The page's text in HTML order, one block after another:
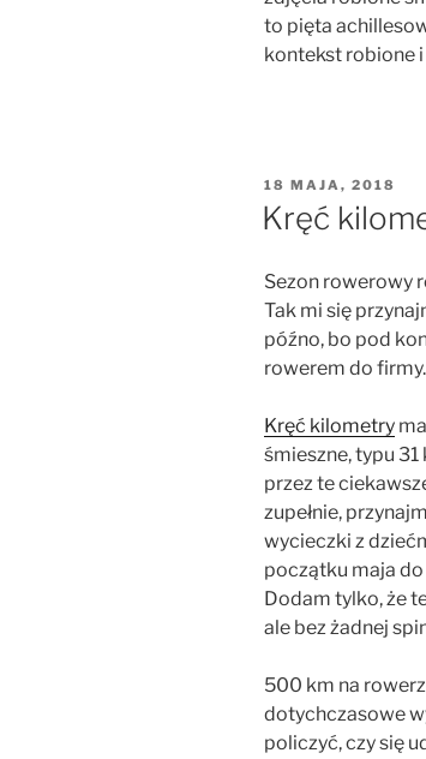
to pięta
kontekst robione
OPUBLIKOWANE
W
18 MAJA, 2018
Kręć
Sezon rowerowy
Tak mi się
późno, bo pod
rowerem do firmy.
Kręć kilometry
śmieszne, typu
przez te
zupełnie,
wycieczki z
początku maja do
Dodam tylko, że
ale bez żadnej
500 km na
dotychczasowe
policzyć, czy się